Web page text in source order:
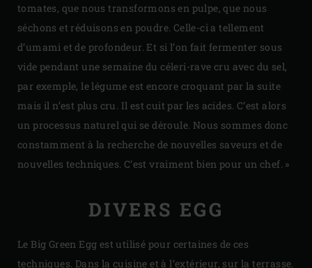
tomates, que nous transformons en pulpe, que nous
séchons et réduisons en poudre. Celle-ci a tellement
d’umami et de profondeur. Et si l’on fait fermenter sous
vide pendant une semaine du céleri-rave cru avec du sel,
par exemple, le légume est encore croquant par la suite
mais il n’est plus cru. Il est cuit par les acides. C’est alors
un processus naturel qui se déroule. Nous sommes donc
constamment à la recherche de nouvelles saveurs et de
nouvelles techniques. C’est vraiment bien pour un chef. »
DIVERS EGG
Le Big Green Egg est utilisé pour certaines de ces
techniques. Dans la cuisine et à l’extérieur, sur la terrasse.